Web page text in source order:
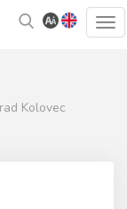
Kolovec